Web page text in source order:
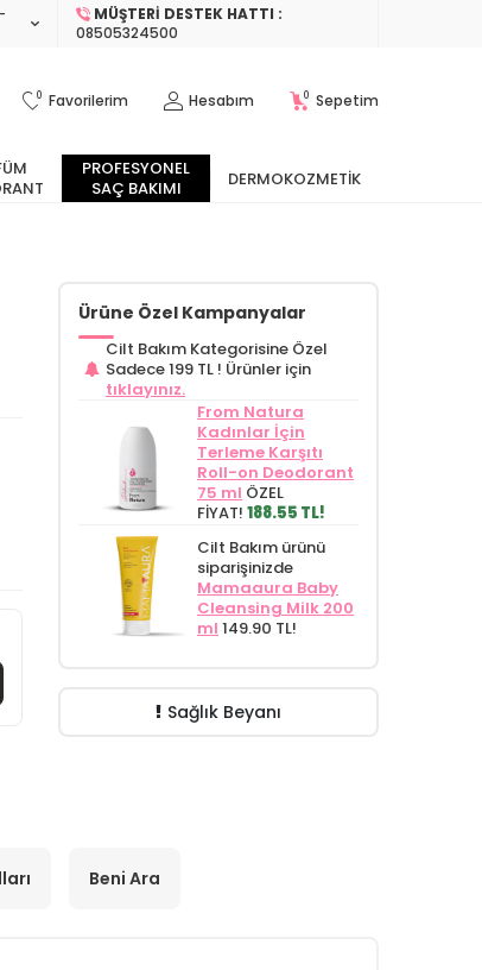
MÜŞTERI DESTEK HATTI :
08505324500
0 Favorilerim Hesabım 0 Sepetim
PROFESYONEL
SAÇ BAKIMI
DERMOKOZMETIK
Ürüne Özel Kampanyalar
Cilt Bakım Kategorisine Özel
Sadece 199 TL ! Ürünler için
tıklayınız.
From Natura
Kadınlar İçin
Terleme Karşıtı
Roll-on Deodorant
75 ml ÖZEL
FİYAT! 188.55 TL!
Cilt Bakım ürünü
siparişinizde
Mamaaura Baby
Cleansing Milk 200
ml 149.90 TL!
Sağlık Beyanı
Beni Ara